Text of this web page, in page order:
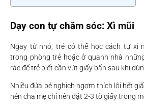
Dạy con tự chăm sóc: Xì mũi
Ngay từ nhỏ, trẻ có thể học cách tự xì
trong phòng trẻ hoặc ở quanh nhà
rác để trẻ biết cần vứt giấy bẩn sau khi
Nhiều đứa bé nghịch ngợm thích lôi hết
nên cha mẹ chỉ nên đặt 2-3 tờ giấy trong